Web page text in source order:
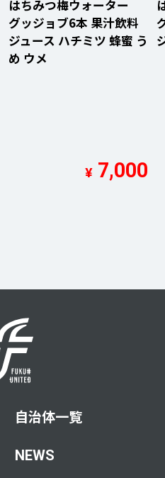
はちみつ梅ウォーター
グッジョブ6本 果汁飲料
ジュース ハチミツ 蜂蜜 う
め ウメ
¥ 7,000
自治体一覧
NEWS